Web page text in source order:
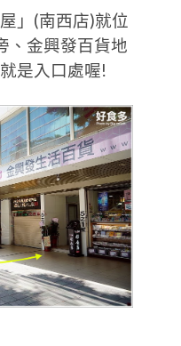
」(南西店)就位
、金興發百貨地
是入口處喔!